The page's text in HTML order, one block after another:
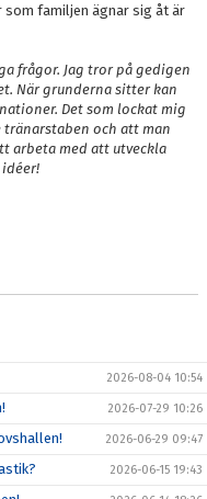
familjen ägnar sig åt är
frågor. Jag tror på gedigen
När grunderna sitter kan
Det som lockat mig
och att man
arbeta med att utveckla
2026-08-04 10:54
2026-07-29 10:26
2026-06-29 09:47
2026-06-15 19:43